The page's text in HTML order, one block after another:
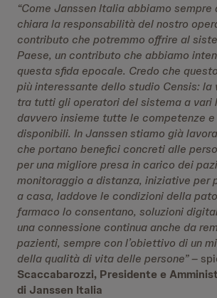
“Come Janssen Italia abbiamo sempre
chiara la responsabilità del nostro
contributo che potremmo offrire al
Paese, un contributo che abbiamo
questa sfida epocale. Credo che
più interessante dello studio Censis:
tra tutti gli operatori del sistema a vari
davvero insieme tutte le competenze
disponibili. In Janssen stiamo già
che portano benefici concreti alle
per una migliore presa in carico dei
monitoraggio a distanza, iniziative per
a casa, laddove le condizioni della
farmaco lo consentano, soluzioni
una connessione continua anche da
pazienti, sempre con l’obiettivo di un
della qualità di vita delle persone”–
Scaccabarozzi, Presidente e
di Janssen Italia